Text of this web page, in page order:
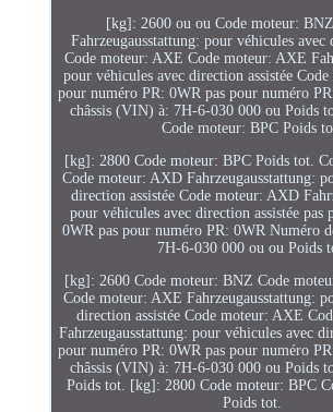
[kg]: 2600 ou ou Code moteur:
Fahrzeugausstattung: pour véhicules avec
Code moteur: AXE Code moteur: AXE
pour véhicules avec direction assistée
pour numéro PR: 0WR pas pour numéro
châssis (VIN) à: 7H-6-030 000 ou Poids
Code moteur: BPC Poids
[kg]: 2800 Code moteur: BPC Poids tot.
Code moteur: AXD Fahrzeugausstattung:
direction assistée Code moteur: AXD
pour véhicules avec direction assistée pas
0WR pas pour numéro PR: 0WR Numéro
7H-6-030 000 ou ou Poids
[kg]: 2600 Code moteur: BNZ Code
Code moteur: AXE Fahrzeugausstattung:
direction assistée Code moteur: AXE
Fahrzeugausstattung: pour véhicules avec
pour numéro PR: 0WR pas pour numéro
châssis (VIN) à: 7H-6-030 000 ou Poids
Poids tot. [kg]: 2800 Code moteur: BPC
Poids tot.